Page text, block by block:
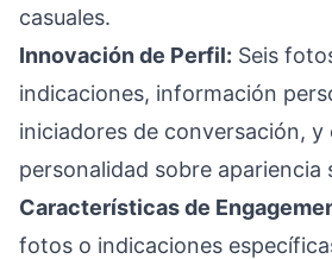
casuales.
Innovación de Perfil: Seis
indicaciones, información
iniciadores de conversación, y
personalidad sobre apariencia
Características de
fotos o indicaciones